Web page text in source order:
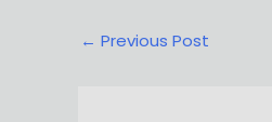
Post
← Previous Post